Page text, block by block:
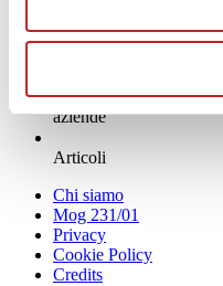
News
aziende
Articoli
Chi siamo
Mog 231/01
Privacy
Cookie Policy
Credits